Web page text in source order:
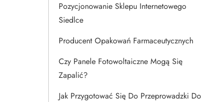
Pozycjonowanie Sklepu Internetowego
Siedlce
Producent Opakowań Farmaceutycznych
Czy Panele Fotowoltaiczne Mogą Się
Zapalić?
Jak Przygotować Się Do Przeprowadzki Do